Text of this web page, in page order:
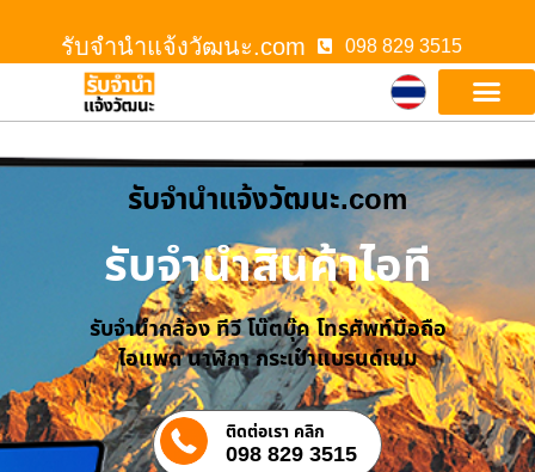
รับจํานําแจ้งวัฒนะ.com 098 829 3515
รับจํานําแจ้งวัฒนะ.com
รับจำนำสินค้าไอที
รับจำนำกล้อง ทีวี โน๊ตบุ๊ค โทรศัพท์มือถือ
ไอแพด นาฬิกา กระเป๋าแบรนด์เนม
ติดต่อเรา คลิก
098 829 3515